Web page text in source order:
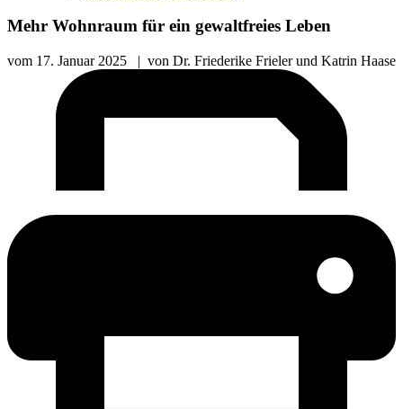
Mehr Wohnraum für ein gewaltfreies Leben
vom 17. Januar 2025 | von Dr. Friederike Frieler und Katrin Haase